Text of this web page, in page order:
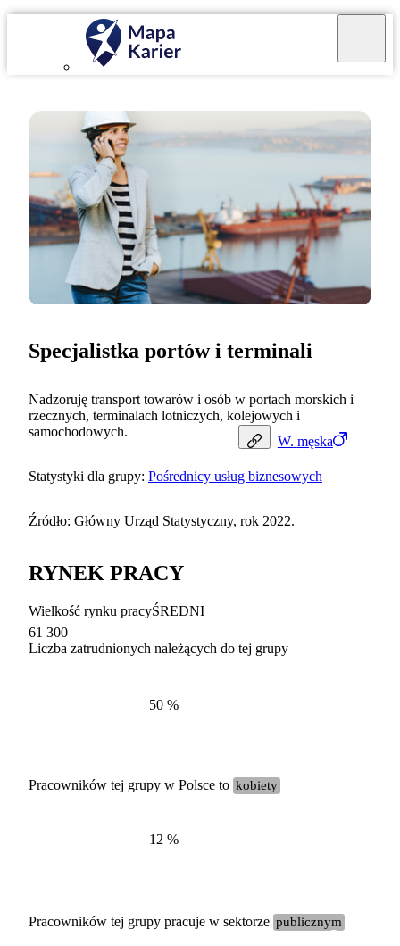
W. męska
Specjalistka portów i terminali
Nadzoruję transport towarów i osób w portach morskich i
rzecznych, terminalach lotniczych, kolejowych i
samochodowych.
Statystyki dla grupy: Pośrednicy usług biznesowych
Źródło: Główny Urząd Statystyczny, rok 2022.
RYNEK PRACY
Wielkość rynku pracyŚREDNI
61 300
Liczba zatrudnionych należących do tej grupy
50 %
Pracowników tej grupy w Polsce to kobiety
12 %
Pracowników tej grupy pracuje w sektorze publicznym